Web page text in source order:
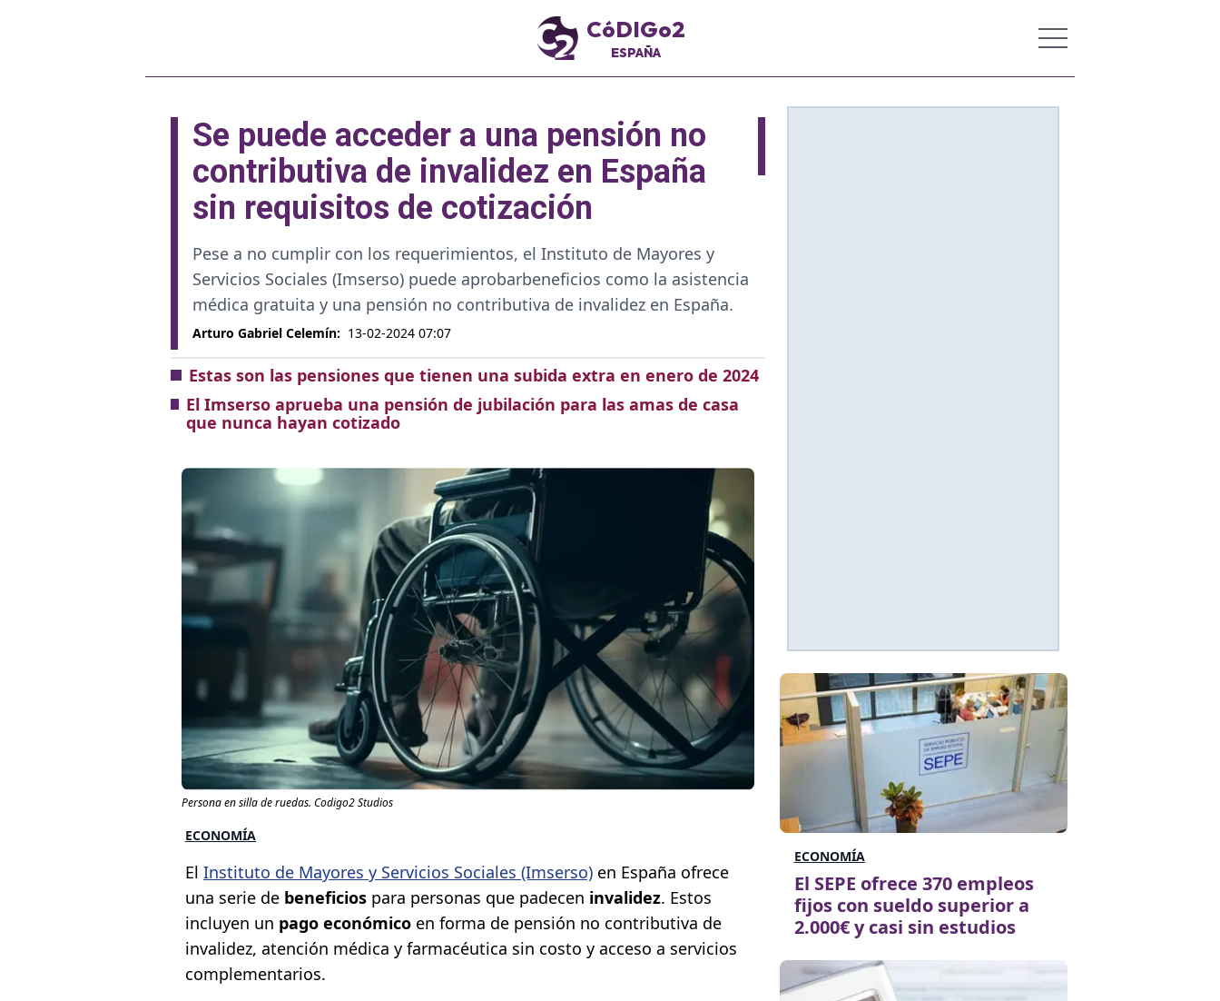
CóDIGo2
ESPAÑA
Se puede acceder a una pensión no
contributiva de invalidez en España
sin requisitos de cotización
Pese a no cumplir con los requerimientos, el Instituto de Mayores y
Servicios Sociales (Imserso) puede aprobarbeneficios como la asistencia
médica gratuita y una pensión no contributiva de invalidez en España.
Arturo Gabriel Celemín: 13-02-2024 07:07
Estas son las pensiones que tienen una subida extra en enero de 2024
El Imserso aprueba una pensión de jubilación para las amas de casa
que nunca hayan cotizado
Persona en silla de ruedas. Codigo2 Studios
ECONOMÍA
El Instituto de Mayores y Servicios Sociales (Imserso) en España ofrece
una serie de beneficios para personas que padecen invalidez. Estos
incluyen un pago económico en forma de pensión no contributiva de
invalidez, atención médica y farmacéutica sin costo y acceso a servicios
complementarios.
ECONOMÍA
El SEPE ofrece 370 empleos
fijos con sueldo superior a
2.000€ y casi sin estudios